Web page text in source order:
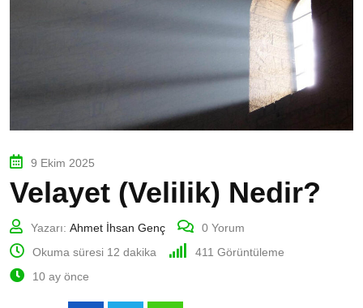
9 Ekim 2025
Velayet (Velilik) Nedir?
Yazarı: Ahmet İhsan Genç 0 Yorum
Okuma süresi 12 dakika
411 Görüntüleme
10 ay önce